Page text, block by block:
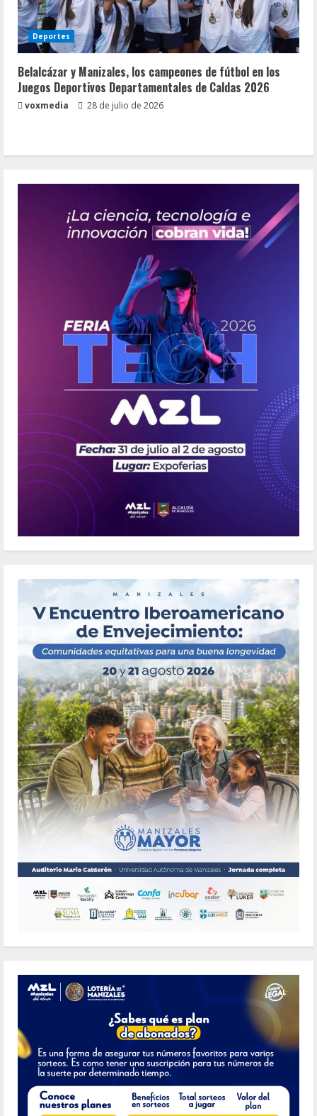
Deportes
Belalcázar y Manizales, los campeones de fútbol en los
Juegos Deportivos Departamentales de Caldas 2026
voxmedia 28 de julio de 2026